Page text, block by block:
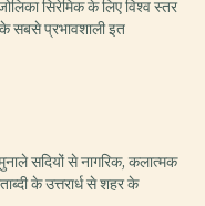
सिरेमिक के लिए विश्व स्तर
के सबसे प्रभावशाली इत
सदियों से नागरिक, कलात्मक
के उत्तरार्ध से शहर के